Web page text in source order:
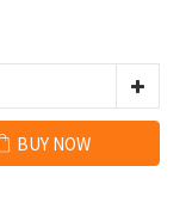
BUY NOW